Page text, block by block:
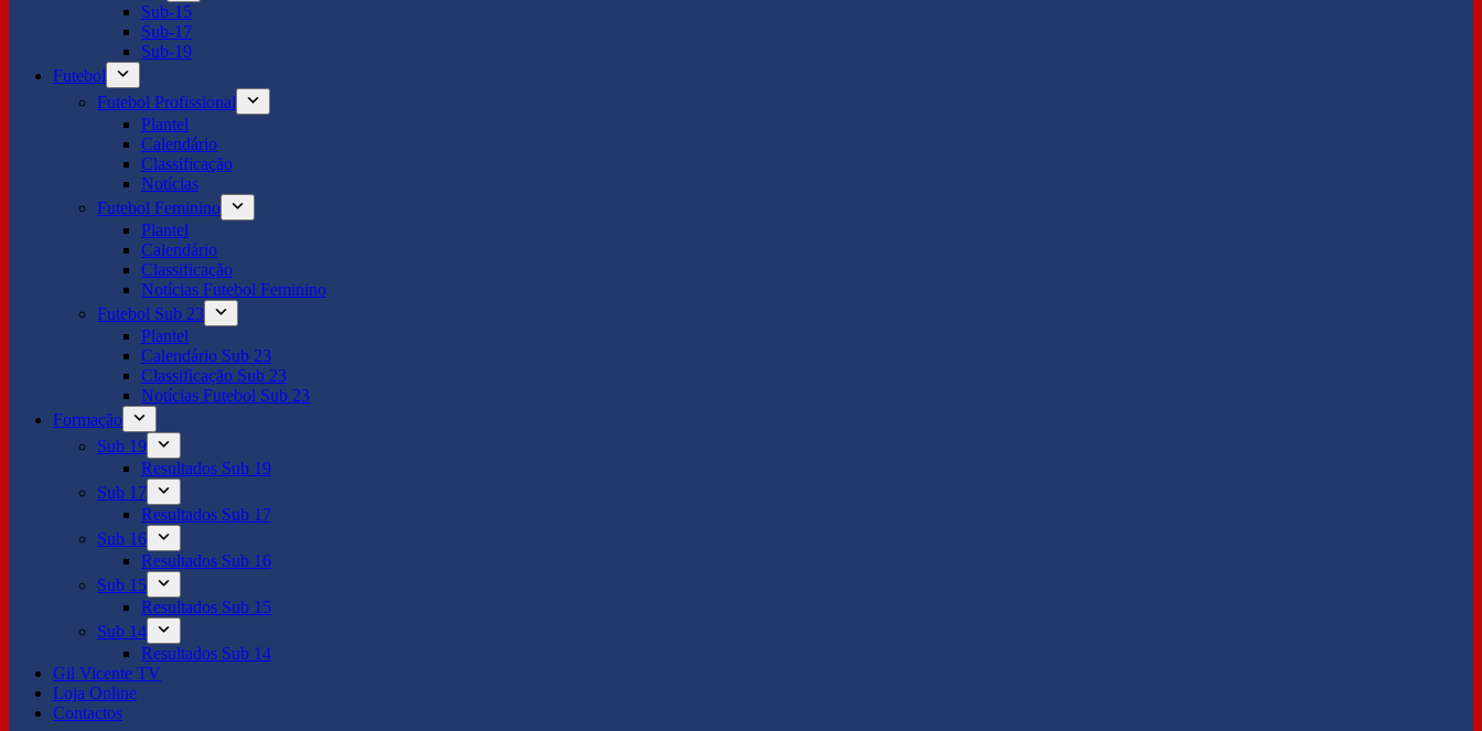
Sub-15
Sub-17
Sub-19
Futebol
Futebol Profissional
Plantel
Calendário
Classificação
Notícias
Futebol Feminino
Plantel
Calendário
Classificação
Notícias Futebol Feminino
Futebol Sub 23
Plantel
Calendário Sub 23
Classificação Sub 23
Notícias Futebol Sub 23
Formação
Sub 19
Resultados Sub 19
Sub 17
Resultados Sub 17
Sub 16
Resultados Sub 16
Sub 15
Resultados Sub 15
Sub 14
Resultados Sub 14
Gil Vicente TV
Loja Online
Contactos